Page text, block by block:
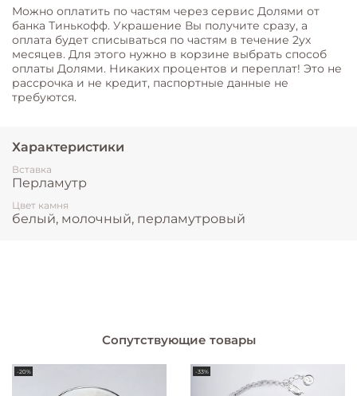
Можно оплатить по частям через сервис Долями от
банка Тинькофф. Украшение Вы получите сразу, а
оплата будет списываться по частям в течение 2ух
месяцев. Для этого нужно в корзине выбрать способ
оплаты Долями. Никаких процентов и переплат! Это не
рассрочка и не кредит, паспортные данные не
требуются.
Характеристики
Вставка
Перламутр
Цвет камня
белый, молочный, перламутровый
Сопутствующие товары
-20% -33%